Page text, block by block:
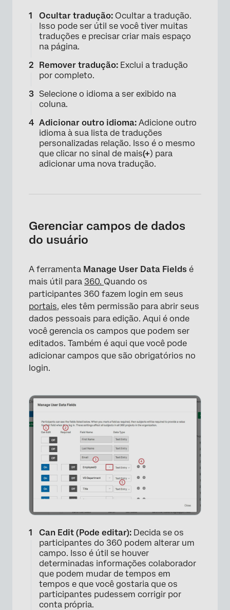
Ocultar tradução: Ocultar a tradução.
Isso pode ser útil se você tiver muitas
traduções e precisar criar mais espaço
na página.
Remover tradução: Exclui a tradução
por completo.
Selecione o idioma a ser exibido na
coluna.
Adicionar outro idioma: Adicione outro
idioma à sua lista de traduções
personalizadas relação. Isso é o mesmo
que clicar no sinal de mais(+) para
adicionar uma nova tradução.
Gerenciar campos de dados
do usuário
A ferramenta Manage User Data Fields é
mais útil para 360. Quando os
participantes 360 fazem login em seus
portais, eles têm permissão para abrir seus
dados pessoais para edição. Aqui é onde
você gerencia os campos que podem ser
editados. Também é aqui que você pode
adicionar campos que são obrigatórios no
login.
Can Edit (Pode editar): Decida se os
participantes do 360 podem alterar um
campo. Isso é útil se houver
determinadas informações colaborador
que podem mudar de tempos em
tempos e que você gostaria que os
participantes pudessem corrigir por
conta própria.